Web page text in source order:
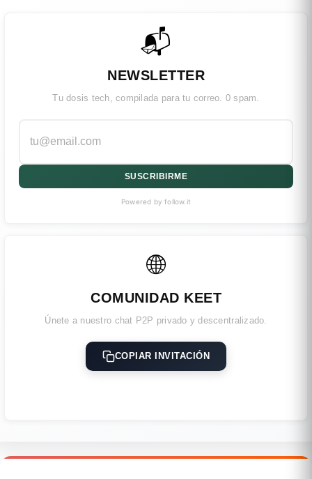
📬
NEWSLETTER
Tu dosis tech, compilada para tu correo. 0 spam.
SUSCRIBIRME
Powered by follow.it
🌐
COMUNIDAD KEET
Únete a nuestro chat P2P privado y descentralizado.
COPIAR INVITACIÓN